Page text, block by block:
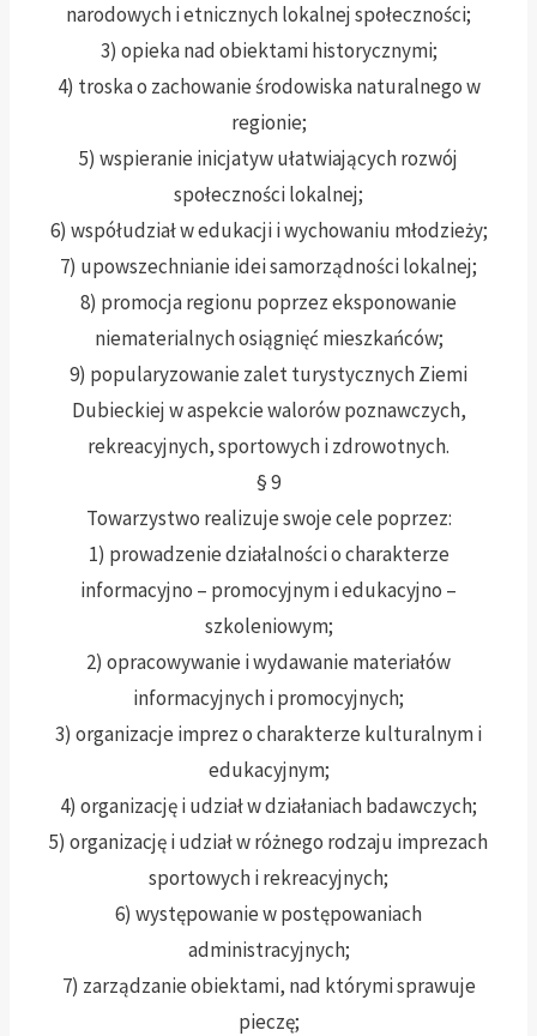
narodowych i etnicznych lokalnej społeczności;
3) opieka nad obiektami historycznymi;
4) troska o zachowanie środowiska naturalnego w
regionie;
5) wspieranie inicjatyw ułatwiających rozwój
społeczności lokalnej;
6) współudział w edukacji i wychowaniu młodzieży;
7) upowszechnianie idei samorządności lokalnej;
8) promocja regionu poprzez eksponowanie
niematerialnych osiągnięć mieszkańców;
9) popularyzowanie zalet turystycznych Ziemi
Dubieckiej w aspekcie walorów poznawczych,
rekreacyjnych, sportowych i zdrowotnych.
§ 9
Towarzystwo realizuje swoje cele poprzez:
1) prowadzenie działalności o charakterze
informacyjno – promocyjnym i edukacyjno –
szkoleniowym;
2) opracowywanie i wydawanie materiałów
informacyjnych i promocyjnych;
3) organizacje imprez o charakterze kulturalnym i
edukacyjnym;
4) organizację i udział w działaniach badawczych;
5) organizację i udział w różnego rodzaju imprezach
sportowych i rekreacyjnych;
6) występowanie w postępowaniach
administracyjnych;
7) zarządzanie obiektami, nad którymi sprawuje
pieczę;